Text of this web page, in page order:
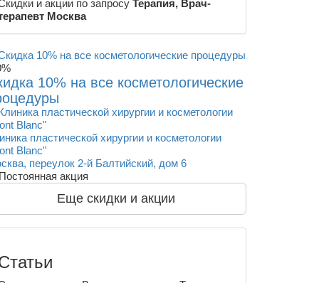
и акции по запросу Терапия, Врач-
Москва
10% на все косметологические
пластической хирургии и косметологии
Blanc"
переулок 2-й Балтийский, дом 6
Постоянная акция
Еще скидки и акции